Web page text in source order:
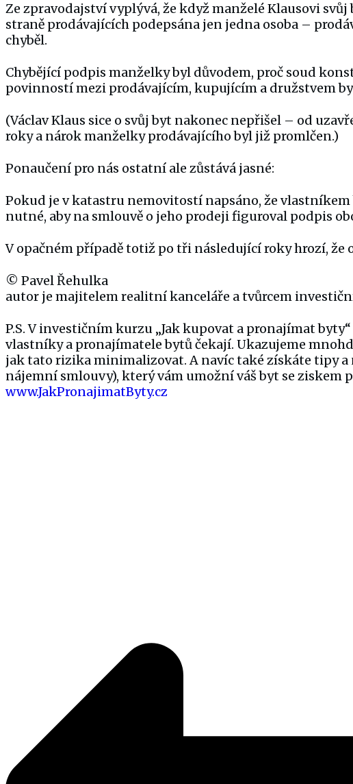
Ze zpravodajství vyplývá, že když manželé Klausovi
straně prodávajících podepsána jen jedna osoba –
chyběl.
Chybějící podpis manželky byl důvodem, proč soud
povinností mezi prodávajícím, kupujícím a družstvem
(Václav Klaus sice o svůj byt nakonec nepřišel – od
roky a nárok manželky prodávajícího byl již promlčen.)
Ponaučení pro nás ostatní ale zůstává jasné:
Pokud je v katastru nemovitostí napsáno, že
nutné, aby na smlouvě o jeho prodeji figuroval podpis
V opačném případě totiž po tři následující roky hrozí, že
© Pavel Řehulka
autor je majitelem realitní kanceláře a tvůrcem
P.S. V investičním kurzu „Jak kupovat a pronajímat
vlastníky a pronajímatele bytů čekají. Ukazujeme
jak tato rizika minimalizovat. A navíc také získáte tipy a
nájemní smlouvy), který vám umožní váš byt se ziskem
www.JakPronajimatByty.cz